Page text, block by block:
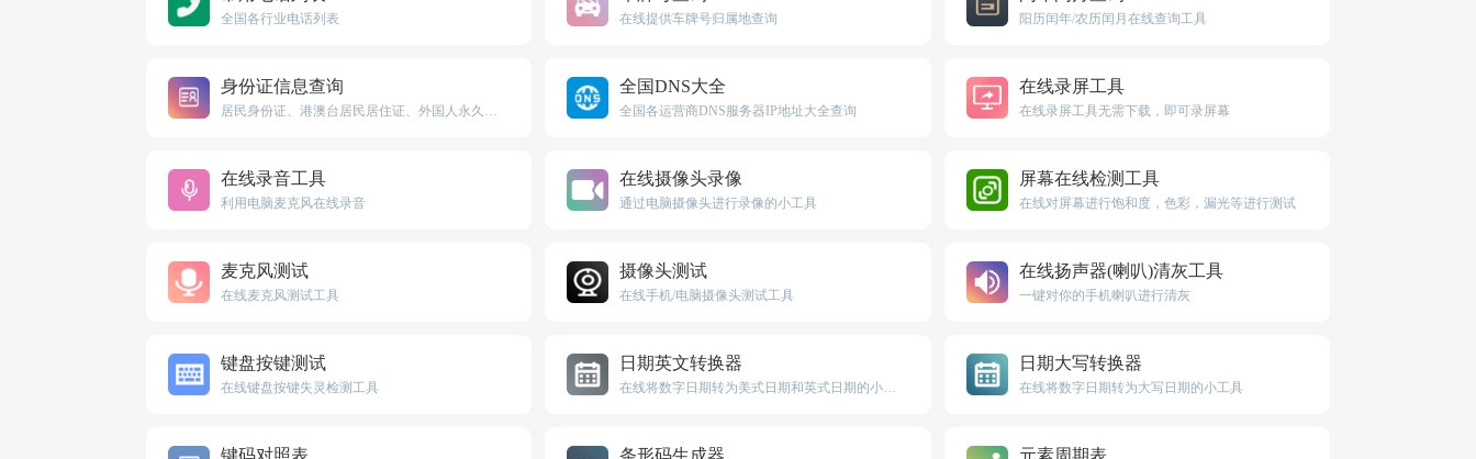
全国各行业电话列表 在线提供车牌号归属地查询 阳历闰年/农历闰月在线查询工具
身份证信息查询 全国DNS大全
全国各运营商DNS服务器IP地址大全查询
在线录屏工具
在线录屏工具无需下载，即可录屏幕
在线录音工具
利用电脑麦克风在线录音
在线摄像头录像
通过电脑摄像头进行录像的小工具
屏幕在线检测工具
在线对屏幕进行饱和度，色彩，漏光等进行测试
麦克风测试
在线麦克风测试工具
摄像头测试
在线手机/电脑摄像头测试工具
在线扬声器(喇叭)清灰工具
一键对你的手机喇叭进行清灰
键盘按键测试
在线键盘按键失灵检测工具
日期英文转换器 日期大写转换器
在线将数字日期转为大写日期的小工具
键码对照表 条形码生成器 元素周期表